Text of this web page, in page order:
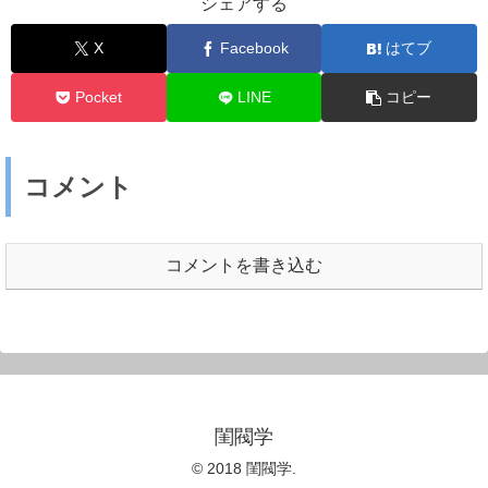
X Facebook はてブ
Pocket LINE コピー
コメント
コメントを書き込む
閨閥学
© 2018 閨閥学.